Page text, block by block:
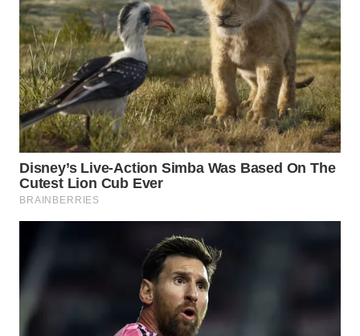
WN
PURWAKARTA
WN
PRIANGAN
TIMUR
WN
SEMARANG